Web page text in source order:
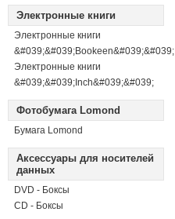
Электронные книги
Электронные книги
&#039;&#039;Bookeen&#039;&#039;
Электронные книги
&#039;&#039;Inch&#039;&#039;
Фотобумага Lomond
Бумага Lomond
Аксессуары для носителей
данных
DVD - Боксы
CD - Боксы